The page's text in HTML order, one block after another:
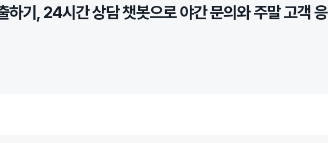
하기, 24시간 상담 챗봇으로 야간 문의와 주말 고객